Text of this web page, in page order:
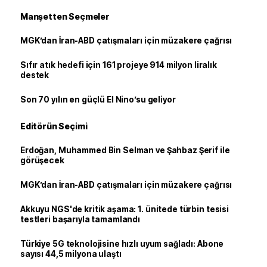
Manşetten Seçmeler
MGK’dan İran-ABD çatışmaları için müzakere çağrısı
Sıfır atık hedefi için 161 projeye 914 milyon liralık
destek
Son 70 yılın en güçlü El Nino’su geliyor
Editörün Seçimi
Erdoğan, Muhammed Bin Selman ve Şahbaz Şerif ile
görüşecek
MGK’dan İran-ABD çatışmaları için müzakere çağrısı
Akkuyu NGS'de kritik aşama: 1. ünitede türbin tesisi
testleri başarıyla tamamlandı
Türkiye 5G teknolojisine hızlı uyum sağladı: Abone
sayısı 44,5 milyona ulaştı